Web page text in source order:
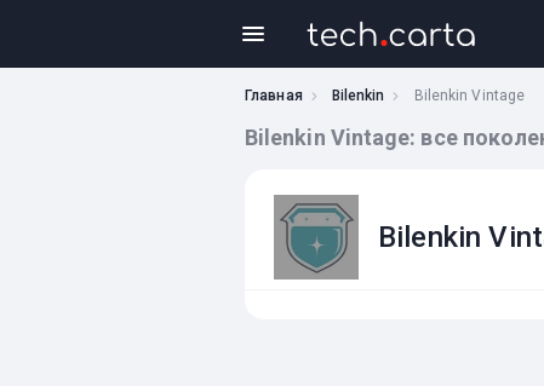
Главная Bilenkin Bilenkin Vintage
Bilenkin Vintage: все
Bilenkin